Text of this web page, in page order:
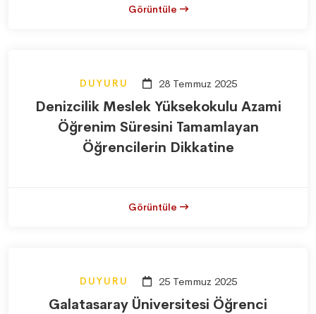
Görüntüle
DUYURU 28 Temmuz 2025
Denizcilik Meslek Yüksekokulu Azami
Öğrenim Süresini Tamamlayan
Öğrencilerin Dikkatine
Görüntüle
DUYURU 25 Temmuz 2025
Galatasaray Üniversitesi Öğrenci